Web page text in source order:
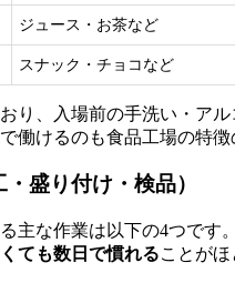
ジュース・お茶など
スナック・チョコなど
り、入場前の手洗い・ア
働けるのも食品工場の特徴
盛り付け・検品）
主な作業は以下の4つです
ても数日で慣れることがほ